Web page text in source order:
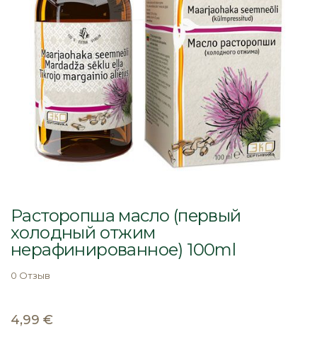
началу
галереи
изображений
Расторопша масло (первый
холодный отжим
нерафинированное) 100ml
0 Отзыв
4,99 €